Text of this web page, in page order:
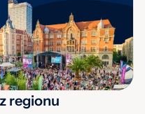
regionu